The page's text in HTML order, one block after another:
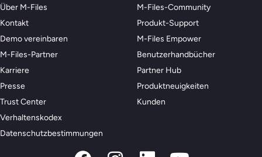
Über M-Files
Kontakt
Demo vereinbaren
M-Files-Partner
Karriere
Presse
Trust Center
Verhaltenskodex
Datenschutzbestimmungen
M-Files-Community
Produkt-Support
M-Files Empower
Benutzerhandbücher
Partner Hub
Produktneuigkeiten
Kunden